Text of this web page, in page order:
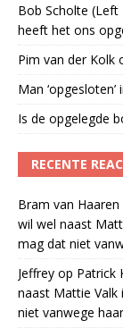
Bob Scholte (Left
heeft het ons
Pim van der Kolk
Man
Is de opgelegde
RECENTE
Bram van Haaren
wil wel naast
mag dat niet
Jeffrey op Patrick
naast Mattie
niet vanwege